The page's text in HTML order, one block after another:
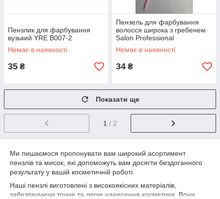
Пензлик для фарбування
вузький YRE B007-2
Немає в наявності
35 ₴
Пензель для фарбування
волосся широка з гребенем
Salon Professional
Немає в наявності
34 ₴
Показати ще
1 / 2
Ми пишаємося пропонувати вам широкий асортимент
пензлів та мисок, які допоможуть вам досягти бездоганного
результату у вашій косметичній роботі.
Наші пензлі виготовлені з високоякісних матеріалів,
забезпечуючи точне та легке нанесення косметики. Вони